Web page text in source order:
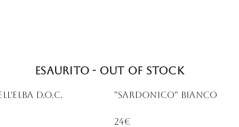
Esaurito - Out of stock
D.O.C. "sardonico" bianco
24€